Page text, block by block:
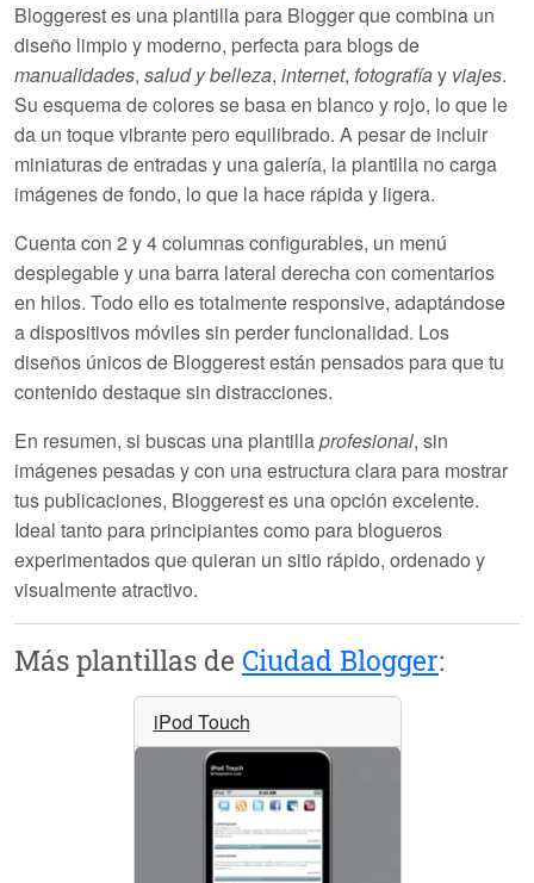
Bloggerestes una plantilla para Blogger que combina un
diseño limpio y moderno, perfecta para blogs de
manualidades, salud y belleza, internet, fotografíay viajes.
Su esquema de colores se basa en blanco y rojo, lo que le
da un toque vibrante pero equilibrado. A pesar de incluir
miniaturas de entradasy unagalería, la plantilla no carga
imágenes de fondo, lo que la hace rápida y ligera.
Cuenta con 2 y 4 columnasconfigurables, un menú
desplegabley unabarra lateral derechacon comentarios
en hilos. Todo ello estotalmente responsive, adaptándose
a dispositivos móviles sin perder funcionalidad. Los
diseños únicos de Bloggerestestán pensados para que tu
contenido destaque sin distracciones.
En resumen, si buscas una plantillaprofesional, sin
imágenes pesadasy con una estructura clara para mostrar
tus publicaciones, Bloggerestes una opción excelente.
Ideal tanto para principiantes como para blogueros
experimentados que quieran un sitio rápido, ordenado y
visualmente atractivo.
Más plantillas de Ciudad Blogger:
iPod Touch